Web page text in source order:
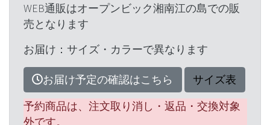
WEB通販はオープンビック湘南江の島での販
売となります
お届け：サイズ・カラーで異なります
お届け予定の確認はこちら
サイズ表
予約商品は、注文取り消し・返品・交換対象
外です。